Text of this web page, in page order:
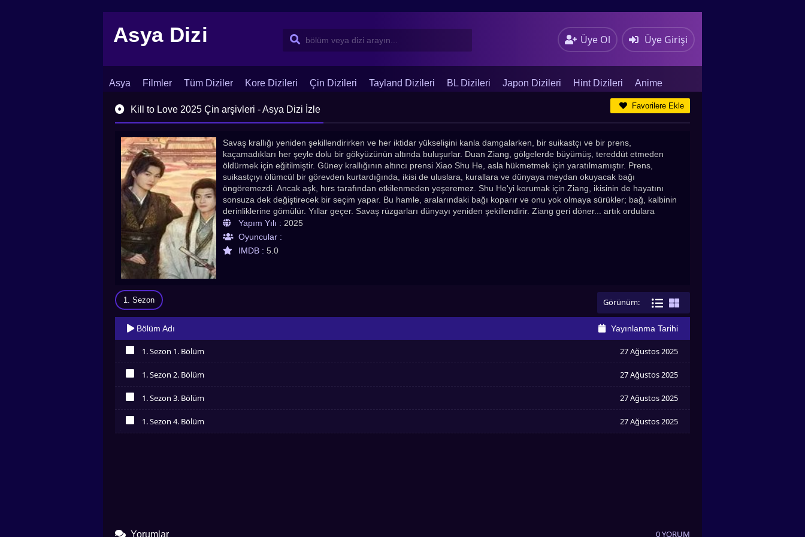
Asya Dizi Üye Ol Üye Girişi
Asya Filmler Tüm Diziler Kore Dizileri Çin Dizileri Tayland Dizileri BL Dizileri Japon Dizileri Hint Dizileri Anime
İletişim Blog Dizi Arşivi
Kill to Love 2025 Çin arşivleri - Asya Dizi İzle Favorilere Ekle
Savaş krallığı yeniden şekillendirirken ve her iktidar yükselişini kanla damgalarken, bir suikastçı ve bir prens,
kaçamadıkları her şeyle dolu bir gökyüzünün altında buluşurlar. Duan Ziang, gölgelerde büyümüş, tereddüt etmeden
öldürmek için eğitilmiştir. Güney krallığının altıncı prensi Xiao Shu He, asla hükmetmek için yaratılmamıştır. Prens,
suikastçıyı ölümcül bir görevden kurtardığında, ikisi de uluslara, kurallara ve dünyaya meydan okuyacak bağı
öngöremezdi. Ancak aşk, hırs tarafından etkilenmeden yeşeremez. Shu He'yi korumak için Ziang, ikisinin de hayatını
sonsuza dek değiştirecek bir seçim yapar. Bu hamle, aralarındaki bağı koparır ve onu yok olmaya sürükler; bağ, kalbinin
derinliklerine gömülür. Yıllar geçer. Savaş rüzgarları dünyayı yeniden şekillendirir. Ziang geri döner... artık ordulara
komuta eden bir imparator olarak, bir zamanlar onları ayıran toprakları birleştirmeye kararlı bir yolda. Karşında, bir
zamanlar sevdiği adam duruyor; şimdi uzun zamandır bekledikleri kavuşmayı ağırlaştıran bir taç takıyor. Yıllar sonra ilk
kez karşı karşıya gelen bu ikili, söylenmemiş olanla yüzleşmek zorunda kalacak. Görev ve arzu arasında sıkışan iki yürek,
bir milletin... ve kendi kaderlerini belirleyecek.
Yapım Yılı : 2025
Oyuncular :
IMDB : 5.0
Görünüm:
1. Sezon
Bölüm Adı Yayınlanma Tarihi
1. Sezon 1. Bölüm 27 Ağustos 2025
1. Sezon 2. Bölüm 27 Ağustos 2025
1. Sezon 3. Bölüm 27 Ağustos 2025
İzledim
1. Sezon 4. Bölüm 27 Ağustos 2025
Yorumlar 0 YORUM